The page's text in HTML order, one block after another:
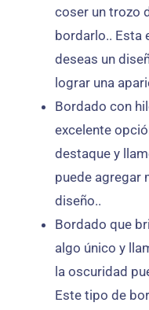
coser un trozo
bordarlo.. Esta
deseas un
lograr una
Bordado con
excelente
destaque y
puede agregar
diseño..
Bordado que
algo único y
la oscuridad
Este tipo de